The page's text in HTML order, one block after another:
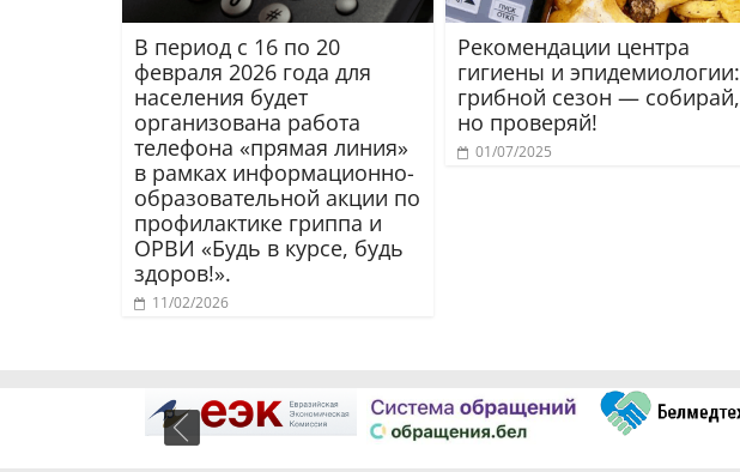
В период с 16 по 20
февраля 2026 года для
населения будет
организована работа
телефона «прямая линия»
в рамках информационно-
образовательной акции по
профилактике гриппа и
ОРВИ «Будь в курсе, будь
здоров!».
11/02/2026
Рекомендации центра
гигиены и эпидемиологии:
грибной сезон — собирай,
но проверяй!
01/07/2025